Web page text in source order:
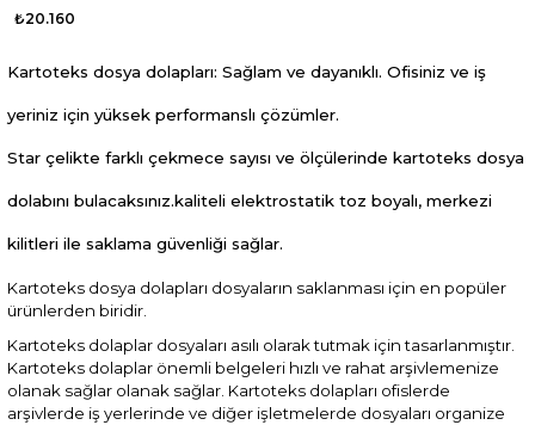
₺20.160
Kartoteks dosya dolapları: Sağlam ve dayanıklı. Ofisiniz ve iş
yeriniz için yüksek performanslı çözümler.
Star çelikte farklı çekmece sayısı ve ölçülerinde kartoteks dosya
dolabını bulacaksınız.kaliteli elektrostatik toz boyalı, merkezi
kilitleri ile saklama güvenliği sağlar.
Kartoteks dosya dolapları dosyaların saklanması için en popüler
ürünlerden biridir.
Kartoteks dolaplar dosyaları asılı olarak tutmak için tasarlanmıştır.
Kartoteks dolaplar önemli belgeleri hızlı ve rahat arşivlemenize
olanak sağlar olanak sağlar. Kartoteks dolapları ofislerde
arşivlerde iş yerlerinde ve diğer işletmelerde dosyaları organize